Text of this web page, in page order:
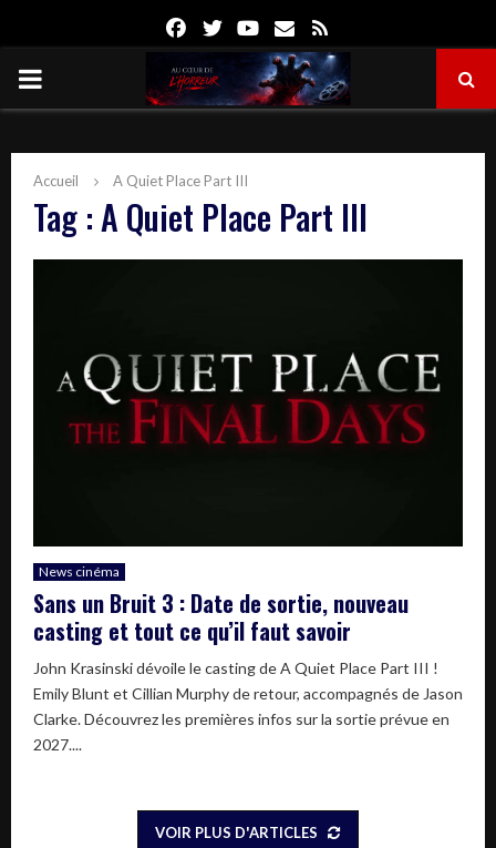
FacebookTwitterYoutube
Email
PRIMARY
Accueil A Quiet Place Part III
Tag : A Quiet Place Part III
News cinéma
Sans un Bruit 3 : Date de sortie, nouveau
casting et tout ce qu’il faut savoir
John Krasinski dévoile le casting de A Quiet Place Part III !
Emily Blunt et Cillian Murphy de retour, accompagnés de Jason
Clarke. Découvrez les premières infos sur la sortie prévue en
2027....
VOIR PLUS D'ARTICLES